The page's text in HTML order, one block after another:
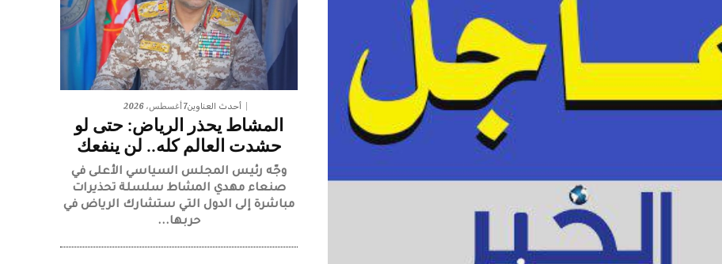
أحدث العناوين7 أغسطس، 2026
المشاط يحذر الرياض: حتى لو
حشدت العالم كله.. لن ينفعك
وجّه رئيس المجلس السياسي الأعلى في
صنعاء مهدي المشاط سلسلة تحذيرات
مباشرة إلى الدول التي ستشارك الرياض في
حربها...